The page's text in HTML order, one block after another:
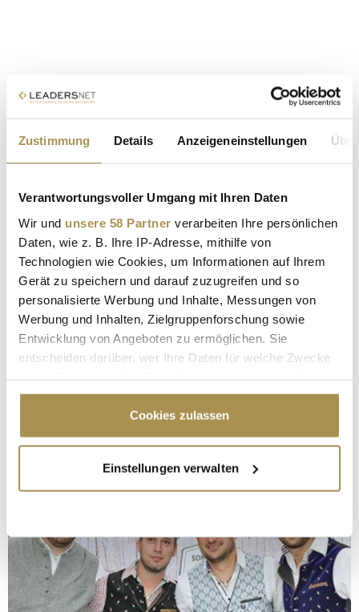
Zustimmung Details Anzeigeneinstellungen
Verantwortungsvoller Umgang mit Ihren Daten
Wir und unsere 58 Partner verarbeiten Ihre persönlichen
Daten, wie z. B. Ihre IP-Adresse, mithilfe von
Technologien wie Cookies, um Informationen auf Ihrem
Gerät zu speichern und darauf zuzugreifen und so
personalisierte Werbung und Inhalte, Messungen von
Werbung und Inhalten, Zielgruppenforschung sowie
Entwicklung von Angeboten zu ermöglichen. Sie
entscheiden darüber, wer Ihre Daten für welche Zwecke
Cookie-Erklärung oder durch Klicken auf das Privacy
Trigger Symbol ändern oder widerrufen
Informationen über Ihre geografische Lage
erfassen, welche bis auf einige Meter genau sein
bestimmten Merkmalen (Fingerprinting) identifizieren
Erfahren Sie mehr darüber, wie Ihre persönlichen Daten
verarbeitet werden, und legen Sie Ihre Präferenzen im
Cookies zulassen
Einstellungen verwalten